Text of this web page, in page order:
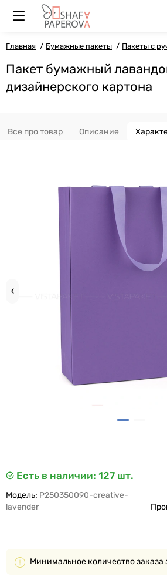
Главная Бумажные пакеты Пакеты с
Пакет бумажный
дизайнерского картона
Все про товар Описание
Есть в наличии: 127 шт.
Модель: P250350090-creative-
lavender
Минимальное количество заказа